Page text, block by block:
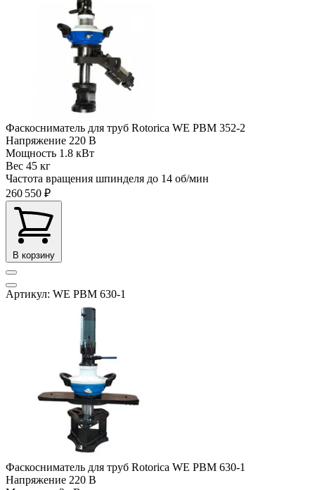
Фаскосниматель для труб Rotorica WE PBM 352-2
Напряжение 220 В
Мощность 1.8 кВт
Вес 45 кг
Частота вращения шпинделя до 14 об/мин
260 550 ₽
В корзину
Артикул: WE PBM 630-1
Фаскосниматель для труб Rotorica WE PBM 630-1
Напряжение 220 В